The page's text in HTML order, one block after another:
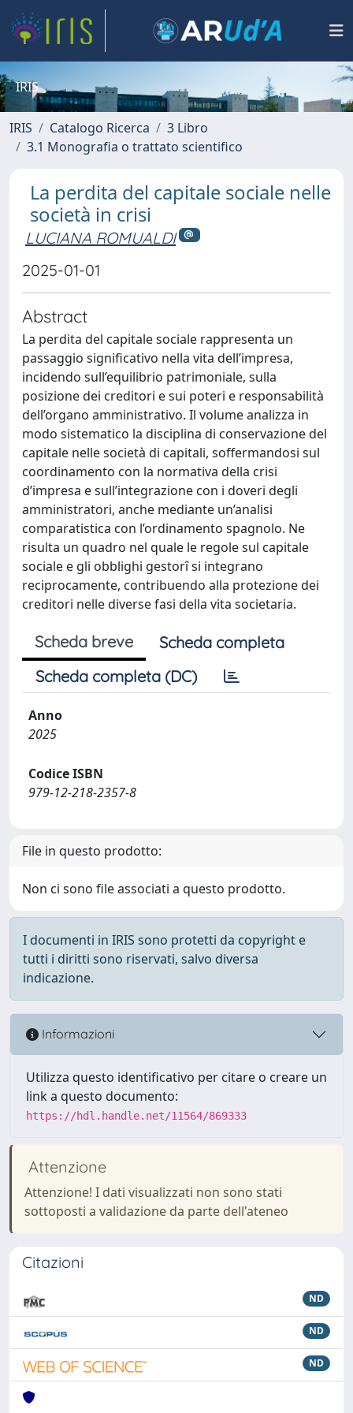
IRIS
IRIS Catalogo Ricerca
3 Libro
3.1 Monografia o trattato scientifico
La perdita del capitale sociale nelle
società in crisi
LUCIANA ROMUALDI
2025-01-01
Abstract
La perdita del capitale sociale rappresenta un
passaggio significativo nella vita dell’impresa,
incidendo sull’equilibrio patrimoniale, sulla
posizione dei creditori e sui poteri e responsabilità
dell’organo amministrativo. Il volume analizza in
modo sistematico la disciplina di conservazione del
capitale nelle società di capitali, soffermandosi sul
coordinamento con la normativa della crisi
d’impresa e sull’integrazione con i doveri degli
amministratori, anche mediante un’analisi
comparatistica con l’ordinamento spagnolo. Ne
risulta un quadro nel quale le regole sul capitale
sociale e gli obblighi gestorî si integrano
reciprocamente, contribuendo alla protezione dei
creditori nelle diverse fasi della vita societaria.
Scheda breve
Scheda completa
Scheda completa (DC)
Anno
2025
Codice ISBN
979-12-218-2357-8
File in questo prodotto:
Non ci sono file associati a questo prodotto.
I documenti in IRIS sono protetti da copyright e
tutti i diritti sono riservati, salvo diversa
indicazione.
Informazioni
Utilizza questo identificativo per citare o creare un
link a questo documento:
https://hdl.handle.net/11564/869333
Attenzione
Attenzione! I dati visualizzati non sono stati
sottoposti a validazione da parte dell'ateneo
Citazioni
ND
ND
ND